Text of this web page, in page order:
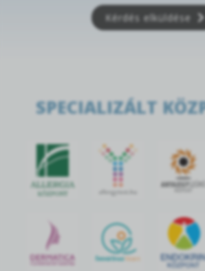
Kérdés elküldése
SPECIALIZÁLT